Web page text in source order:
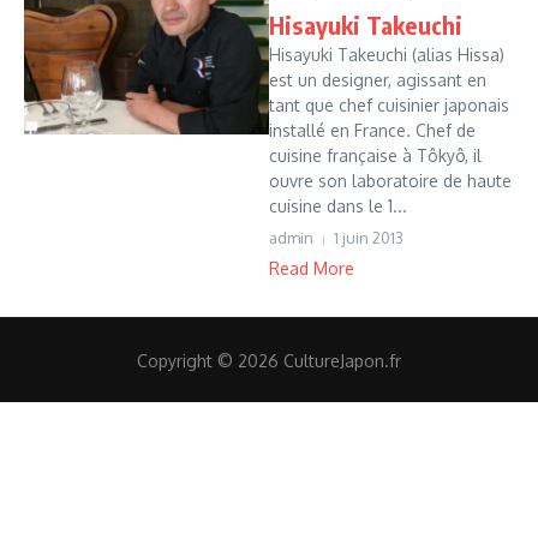
Hisayuki Takeuchi
Hisayuki Takeuchi (alias Hissa)
est un designer, agissant en
tant que chef cuisinier japonais
installé en France. Chef de
cuisine française à Tôkyô, il
ouvre son laboratoire de haute
cuisine dans le 1...
admin 1 juin 2013
Read More